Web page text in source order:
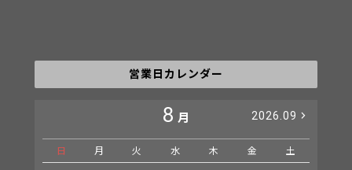
営業日カレンダー
8 月 2026.09
日 月 火 水 木 金 土